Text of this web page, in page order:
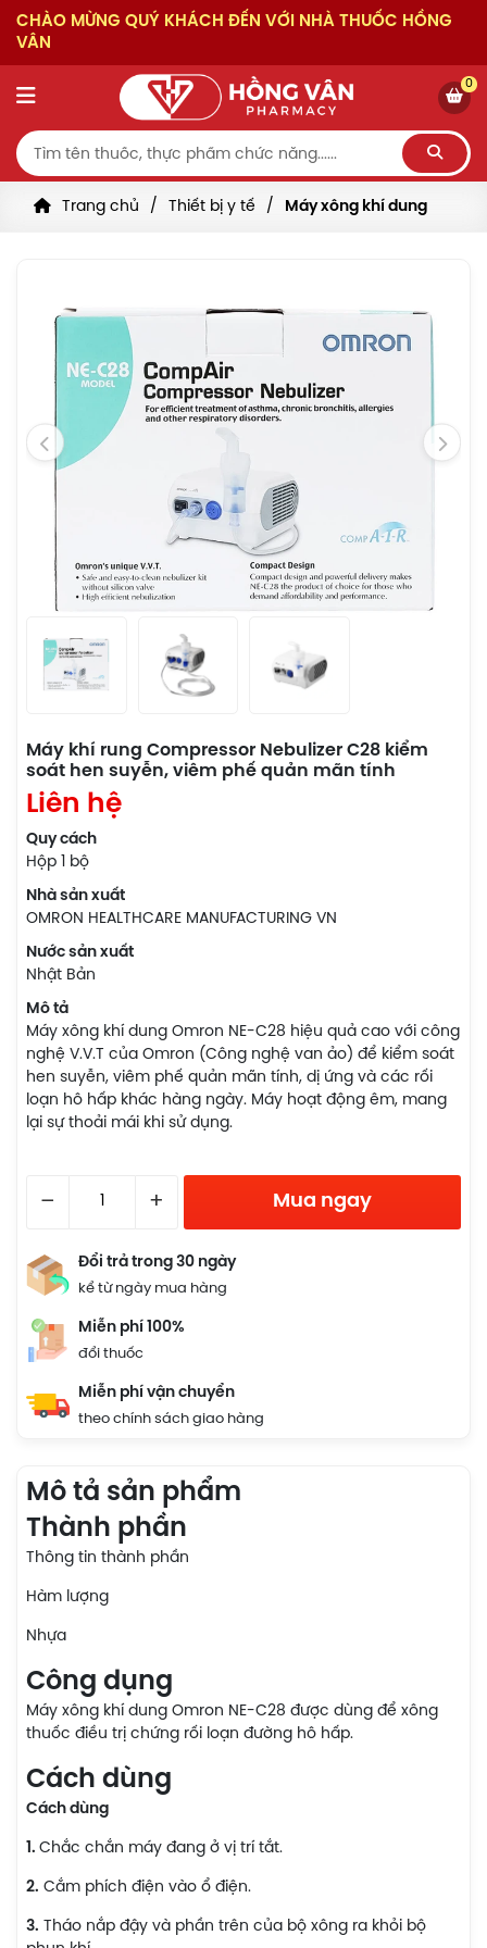
CHÀO MỪNG QUÝ KHÁCH ĐẾN VỚI NHÀ THUỐC HỒNG
VÂN
0
Trang chủ Thiết bị y tế Máy xông khí dung
Máy khí rung Compressor Nebulizer C28 kiểm
soát hen suyễn, viêm phế quản mãn tính
Liên hệ
Quy cách
Hộp 1 bộ
Nhà sản xuất
OMRON HEALTHCARE MANUFACTURING VN
Nước sản xuất
Nhật Bản
Mô tả
Máy xông khí dung Omron NE-C28 hiệu quả cao với công
nghệ V.V.T của Omron (Công nghệ van ảo) để kiểm soát
hen suyễn, viêm phế quản mãn tính, dị ứng và các rối
loạn hô hấp khác hàng ngày. Máy hoạt động êm, mang
lại sự thoải mái khi sử dụng.
– + Mua ngay
Đổi trả trong 30 ngày
kể từ ngày mua hàng
Miễn phí 100%
đổi thuốc
Miễn phí vận chuyển
theo chính sách giao hàng
Mô tả sản phẩm
Thành phần
Thông tin thành phần
Hàm lượng
Nhựa
Công dụng
Máy xông khí dung Omron NE-C28 được dùng để xông
thuốc điều trị chứng rối loạn đường hô hấp.
Cách dùng
Cách dùng
1. Chắc chắn máy đang ở vị trí tắt.
2. Cắm phích điện vào ổ điện.
3. Tháo nắp đậy và phần trên của bộ xông ra khỏi bộ